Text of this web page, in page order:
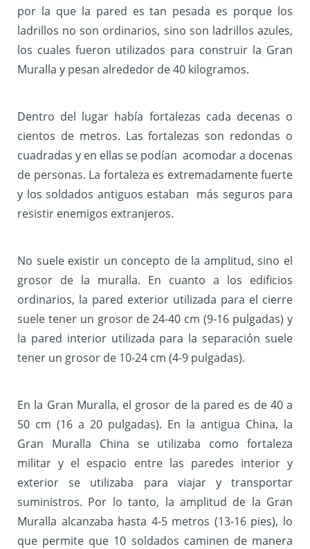
por la que la pared es tan pesada es porque los
ladrillos no son ordinarios, sino son ladrillos azules,
los cuales fueron utilizados para construir la Gran
Muralla y pesan alrededor de 40 kilogramos.
Dentro del lugar había fortalezas cada decenas o
cientos de metros. Las fortalezas son redondas o
cuadradas y en ellas se podían acomodar a docenas
de personas. La fortaleza es extremadamente fuerte
y los soldados antiguos estaban más seguros para
resistir enemigos extranjeros.
No suele existir un concepto de la amplitud, sino el
grosor de la muralla. En cuanto a los edificios
ordinarios, la pared exterior utilizada para el cierre
suele tener un grosor de 24-40 cm (9-16 pulgadas) y
la pared interior utilizada para la separación suele
tener un grosor de 10-24 cm (4-9 pulgadas).
En la Gran Muralla, el grosor de la pared es de 40 a
50 cm (16 a 20 pulgadas). En la antigua China, la
Gran Muralla China se utilizaba como fortaleza
militar y el espacio entre las paredes interior y
exterior se utilizaba para viajar y transportar
suministros. Por lo tanto, la amplitud de la Gran
Muralla alcanzaba hasta 4-5 metros (13-16 pies), lo
que permite que 10 soldados caminen de manera